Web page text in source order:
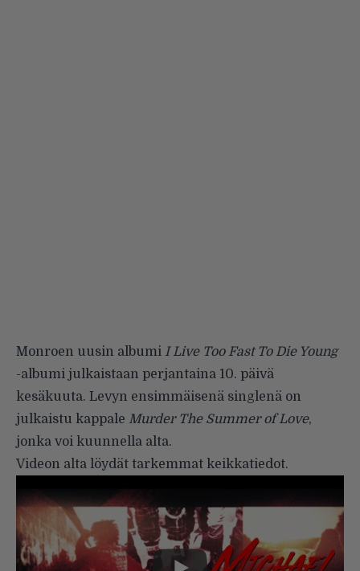
Monroen uusin albumi I Live Too Fast To Die Young
-albumi julkaistaan perjantaina 10. päivä
kesäkuuta. Levyn ensimmäisenä singlenä on
julkaistu kappale Murder The Summer of Love,
jonka voi kuunnella alta.
Videon alta löydät tarkemmat keikkatiedot.